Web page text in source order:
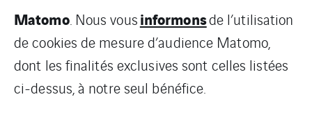
Matomo. Nous vousinformonsde l’utilisation
de cookies de mesure d’audience Matomo,
dont les finalités exclusives sont celles listées
ci-dessus, à notre seul bénéfice.